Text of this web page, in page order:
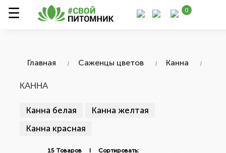
0
Главная Саженцы цветов Канна
КАННА
Канна белая
Канна желтая
Канна красная
15 Товаров I Сортировать: